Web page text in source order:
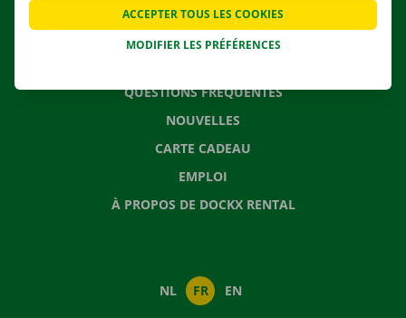
QUESTIONS FRÉQUENTES
NOUVELLES
CARTE CADEAU
EMPLOI
À PROPOS DE DOCKX RENTAL
NL FR EN
MODIFIER LES PRÉFÉRENCES
ACCEPTER TOUS LES COOKIES